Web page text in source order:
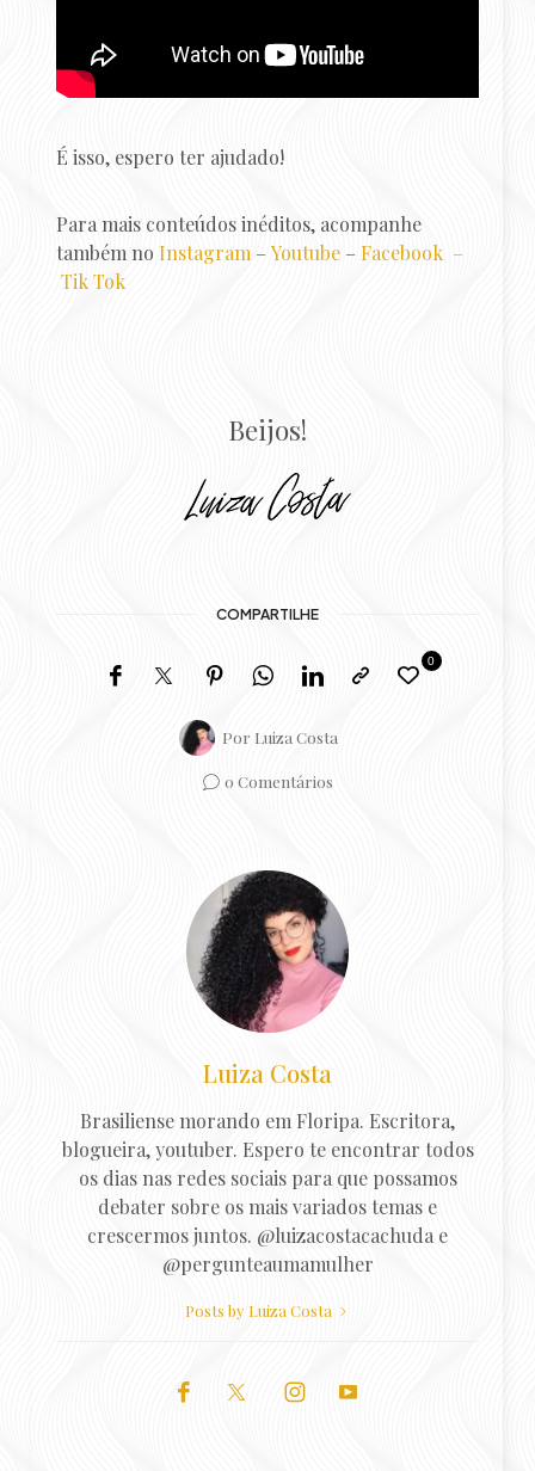
É isso, espero ter ajudado!
Para mais conteúdos inéditos, acompanhe
também noInstagram –Youtube –Facebook –
Tik Tok
Beijos!
COMPARTILHE
Por Luiza Costa
0
0 Comentários
Luiza Costa
Brasiliense morando em Floripa. Escritora,
blogueira, youtuber. Espero te encontrar todos
os dias nas redes sociais para que possamos
debater sobre os mais variados temas e
crescermos juntos. @luizacostacachuda e
@pergunteaumamulher
Posts by Luiza Costa